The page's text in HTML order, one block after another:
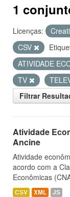
1
Licenças:
CSV
ATIVIDADE
TV
Filtrar
Atividade
Ancine
Atividade
acordo com a
Econômicas
CSV XML JS